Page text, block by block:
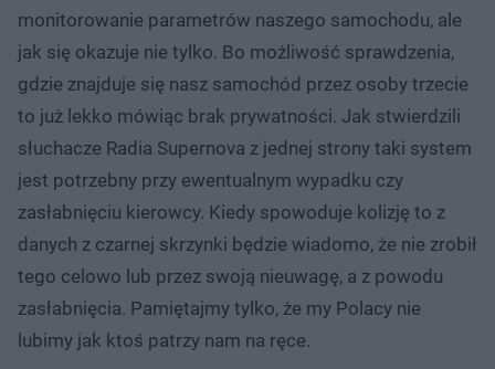
monitorowanie parametrów naszego samochodu, ale
jak się okazuje nie tylko. Bo możliwość sprawdzenia,
gdzie znajduje się nasz samochód przez osoby trzecie
to już lekko mówiąc brak prywatności. Jak stwierdzili
słuchacze Radia Supernova z jednej strony taki system
jest potrzebny przy ewentualnym wypadku czy
zasłabnięciu kierowcy. Kiedy spowoduje kolizję to z
danych z czarnej skrzynki będzie wiadomo, że nie zrobił
tego celowo lub przez swoją nieuwagę, a z powodu
zasłabnięcia. Pamiętajmy tylko, że my Polacy nie
lubimy jak ktoś patrzy nam na ręce.